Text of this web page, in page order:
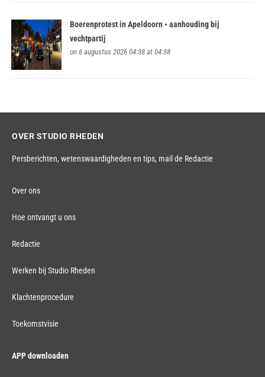
Boerenprotest in Apeldoorn • aanhouding bij
vechtpartij
on 6 augustus 2026 04:38 at 04:38
OVER STUDIO RHEDEN
Persberichten, wetenswaardigheden en tips, mail de Redactie
Over ons
Hoe ontvangt u ons
Redactie
Werken bij Studio Rheden
Klachtenprocedure
Toekomstvisie
APP downloaden